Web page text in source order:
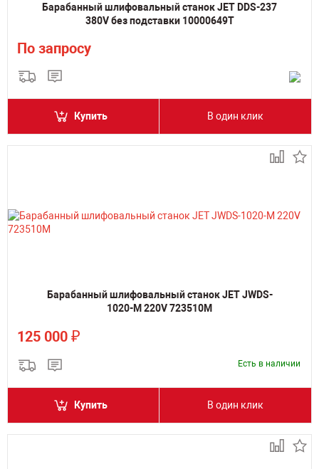
Барабанный шлифовальный станок JET DDS-237
380V без подставки 10000649T
По запросу
Купить В один клик
Барабанный шлифовальный станок JET JWDS-
1020-M 220V 723510M
125 000 ₽
Есть в наличии
Купить В один клик